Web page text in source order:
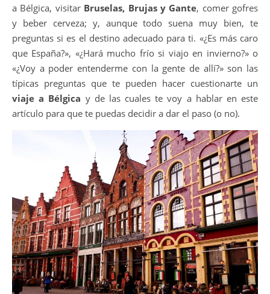
a Bélgica, visitar Bruselas, Brujas y Gante, comer gofres
y beber cerveza; y, aunque todo suena muy bien, te
preguntas si es el destino adecuado para ti. «¿Es más caro
que España?», «¿Hará mucho frío si viajo en invierno?» o
«¿Voy a poder entenderme con la gente de allí?» son las
típicas preguntas que te pueden hacer cuestionarte un
viaje a Bélgica y de las cuales te voy a hablar en este
artículo para que te puedas decidir a dar el paso (o no).